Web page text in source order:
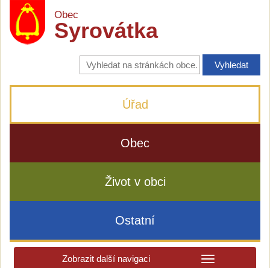
Obec
Syrovátka
Vyhledávání
na
stránkách
Úřad
Obec
Život v obci
Ostatní
Zobrazit další navigaci